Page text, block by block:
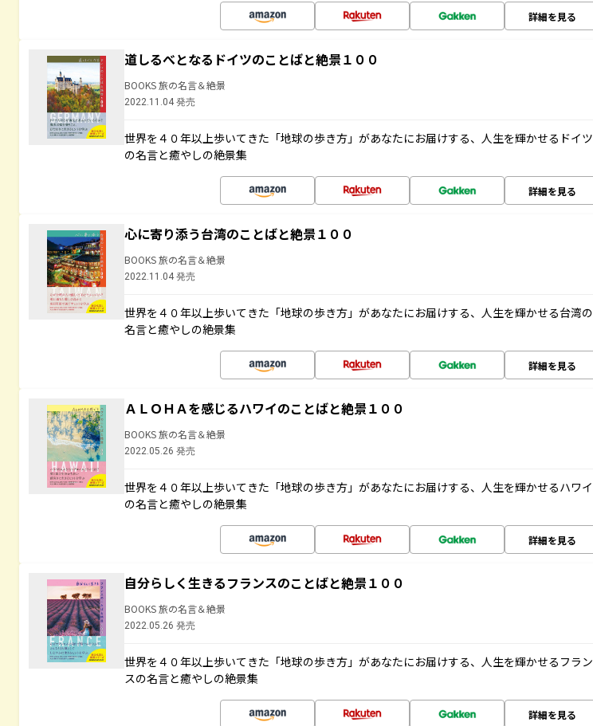
詳細を見る
道しるべとなるドイツのことばと絶景１００
BOOKS 旅の名言＆絶景
2022.11.04 発売
世界を４０年以上歩いてきた「地球の歩き方」があなたにお届けする、人生を輝かせるドイツ
の名言と癒やしの絶景集
詳細を見る
心に寄り添う台湾のことばと絶景１００
BOOKS 旅の名言＆絶景
2022.11.04 発売
世界を４０年以上歩いてきた「地球の歩き方」があなたにお届けする、人生を輝かせる台湾の
名言と癒やしの絶景集
詳細を見る
ＡＬＯＨＡを感じるハワイのことばと絶景１００
BOOKS 旅の名言＆絶景
2022.05.26 発売
世界を４０年以上歩いてきた「地球の歩き方」があなたにお届けする、人生を輝かせるハワイ
の名言と癒やしの絶景集
詳細を見る
自分らしく生きるフランスのことばと絶景１００
BOOKS 旅の名言＆絶景
2022.05.26 発売
世界を４０年以上歩いてきた「地球の歩き方」があなたにお届けする、人生を輝かせるフラン
スの名言と癒やしの絶景集
詳細を見る